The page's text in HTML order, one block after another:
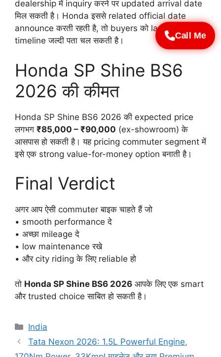
Call Me
dealership में inquiry करने पर updated arrival date
मिल सकती है। Honda इससे related official date
announce करती रहती है, तो buyers को launch
timeline जल्दी पता चल सकती है।
Honda SP Shine BS6
2026 की कीमत
Honda SP Shine BS6 2026 की expected price
लगभग ₹85,000 – ₹90,000 (ex-showroom) के
आसपास हो सकती है। यह pricing commuter segment में
इसे एक strong value-for-money option बनाती है।
Final Verdict
अगर आप ऐसी commuter बाइक चाहते हैं जो
• smooth performance दे
• अच्छा mileage दे
• low maintenance रखे
• और city riding के लिए reliable हो
तो Honda SP Shine BS6 2026 आपके लिए एक smart
और trusted choice साबित हो सकती है।
Categories
India
Tata Nexon 2026: 1.5L Powerful Engine,